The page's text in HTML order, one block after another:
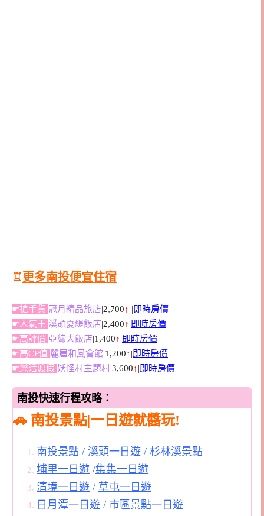
♖ 更多南投便宜住宿
☛搶手貨 冠月精品旅店|2,700↑ |即時房價
☛人氣王 溪頭夏緹飯店|2,400↑|即時房價
☛高評價 亞締大飯店|1,400↑|即時房價
☛高CP值 麗屋和風會館|1,200↑|即時房價
☛樂活渡假 妖怪村主題村|3,600↑|即時房價
南投快速行程攻略：
🚗 南投景點|一日遊就醬玩!
南投景點 / 溪頭一日遊 / 杉林溪景點
埔里一日遊 /集集一日遊
清境一日遊 / 草屯一日遊
日月潭一日遊 / 市區景點一日遊